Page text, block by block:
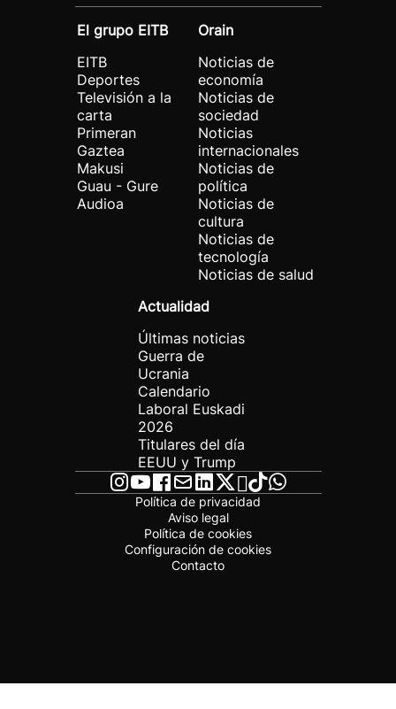
El grupo EITB
EITB
Deportes
Televisión a la
carta
Primeran
Gaztea
Makusi
Guau - Gure
Audioa
Orain
Noticias de
economía
Noticias de
sociedad
Noticias
internacionales
Noticias de
política
Noticias de
cultura
Noticias de
tecnología
Noticias de salud
Actualidad
Últimas noticias
Guerra de
Ucrania
Calendario
Laboral Euskadi
2026
Titulares del día
EEUU y Trump
Política de privacidad
Aviso legal
Política de cookies
Configuración de cookies
Contacto